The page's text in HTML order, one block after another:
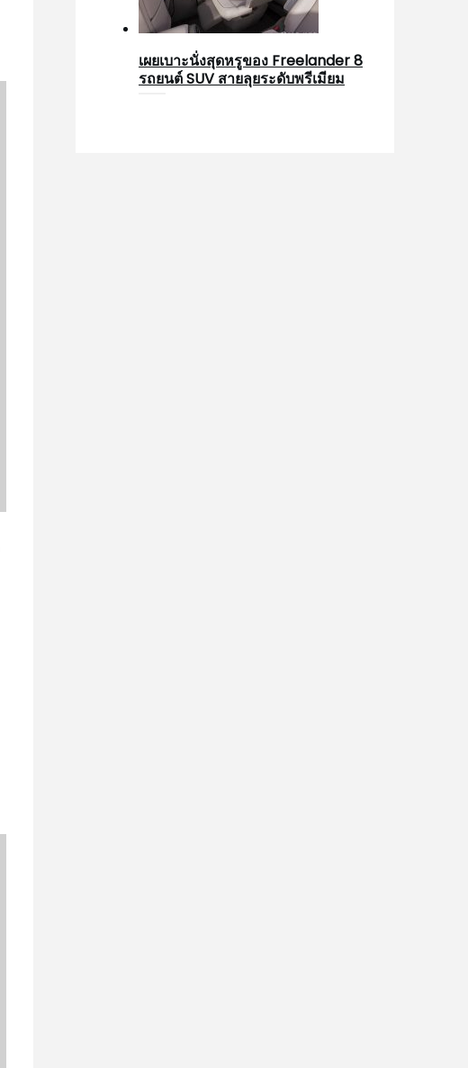
เผยเบาะนั่งสุดหรูของ Freelander 8
รถยนต์ SUV สายลุยระดับพรีเมียม